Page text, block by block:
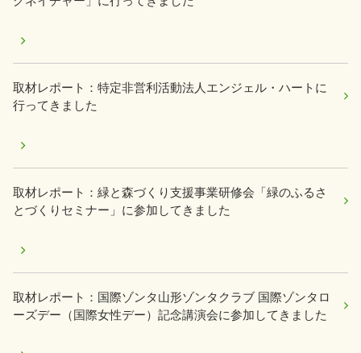
取材レポート：特定非営利活動法人エンジェル・ハートに
行ってきました
取材レポート：緑と森づくり支援事業研修会「緑のふるさ
とづくりセミナー」に参加してきました
取材レポート：国際ゾンタ山形ゾンタクラブ 国際ゾンタロ
ーズデー（国際女性デー）記念講演会に参加してきました